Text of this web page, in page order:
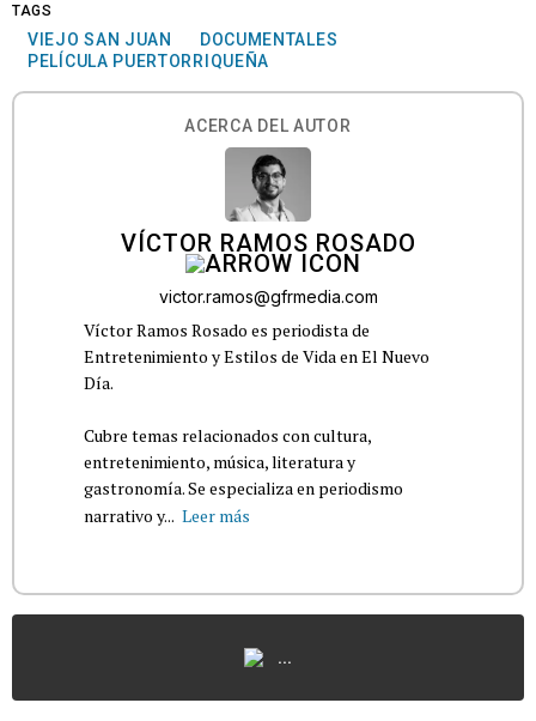
TAGS
VIEJO SAN JUAN
DOCUMENTALES
PELÍCULA PUERTORRIQUEÑA
ACERCA DEL AUTOR
VÍCTOR RAMOS ROSADO
victor.ramos@gfrmedia.com
Víctor Ramos Rosado es periodista de
Entretenimiento y Estilos de Vida en El Nuevo
Día.
Cubre temas relacionados con cultura,
entretenimiento, música, literatura y
gastronomía. Se especializa en periodismo
narrativo y... Leer más
...